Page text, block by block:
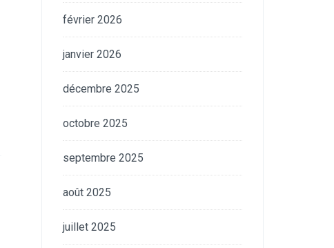
février 2026
janvier 2026
décembre 2025
octobre 2025
septembre 2025
août 2025
juillet 2025